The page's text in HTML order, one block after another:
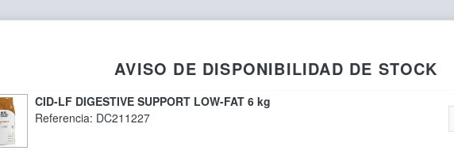
AVISO DE DISPONIBILIDAD DE STOCK
CID-LF DIGESTIVE SUPPORT LOW-FAT 6 kg
Referencia: DC211227